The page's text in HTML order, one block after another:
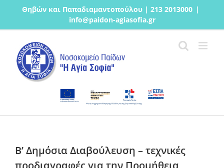
Μετάβαση
περιεχόμενο
Θηβών και Παπαδιαμαντοπούλου | 213 2013000 |
info@paidon-agiasofia.gr
Β’ Δημόσια Διαβούλευση – τεχνικές
προδιαγραφές για την Προμήθεια